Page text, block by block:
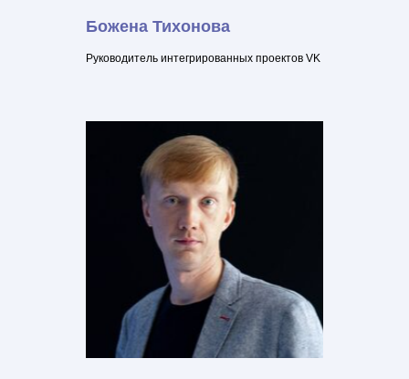
Божена Тихонова
Руководитель интегрированных проектов VK